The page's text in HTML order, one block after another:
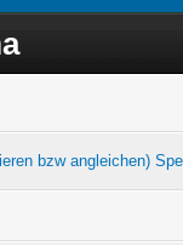
bzw angleichen)